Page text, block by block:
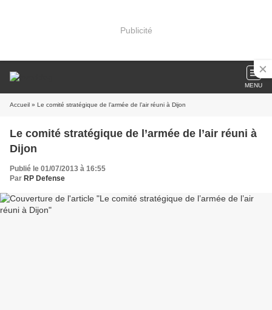
Publicité
MENU
Accueil » Le comité stratégique de l’armée de l’air réuni à Dijon
Le comité stratégique de l’armée de l’air réuni à
Dijon
Publié le 01/07/2013 à 16:55
Par RP Defense